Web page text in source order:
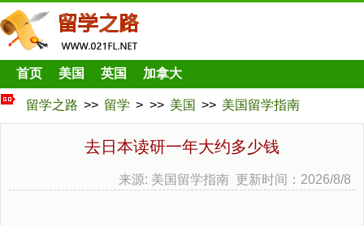
首页 美国 英国 加拿大
留学之路 >> 留学 > >> 美国 >> 美国留学指南
去日本读研一年大约多少钱
来源: 美国留学指南 更新时间：2026/8/8